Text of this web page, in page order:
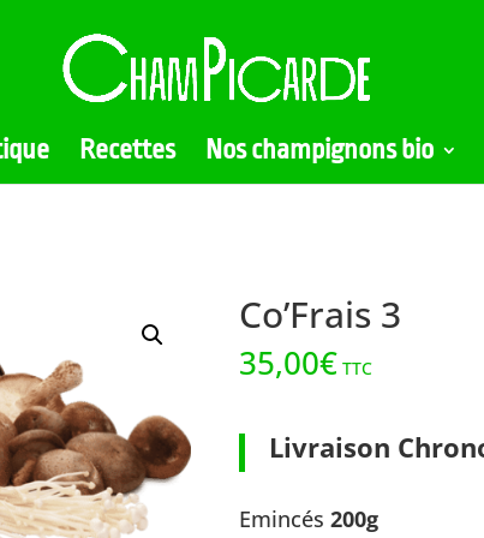
Recettes Nos champignons bio
Co’Frais 3
35,00€ TTC
Livraison
Emincés200g